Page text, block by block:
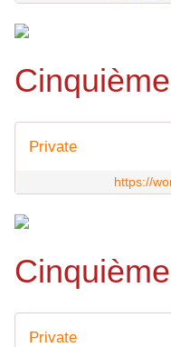
Private
https://
Private